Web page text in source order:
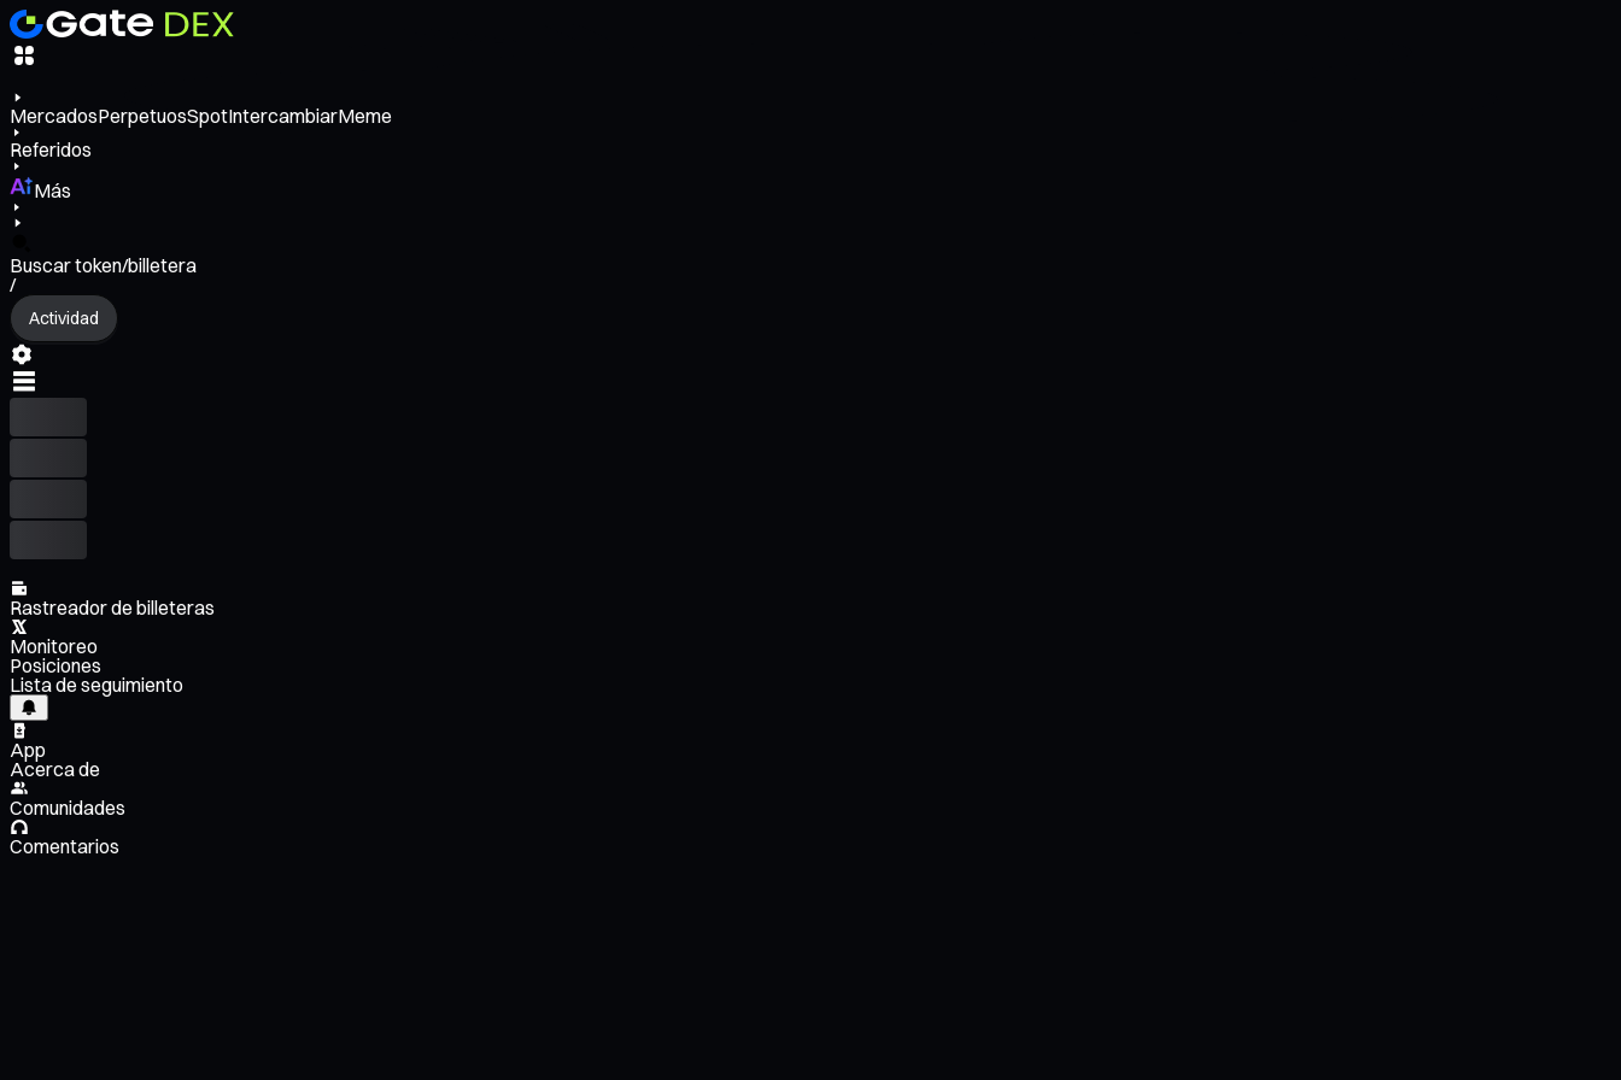
MercadosPerpetuosSpotIntercambiarMeme
Referidos
Más
Buscar token/billetera
/
Actividad
Rastreador de billeteras
Monitoreo
Posiciones
Lista de seguimiento
App
Acerca de
Comunidades
Comentarios